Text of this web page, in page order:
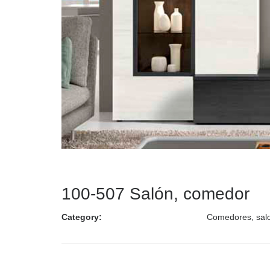
100-507 Salón, comedor
Category: Comedores,